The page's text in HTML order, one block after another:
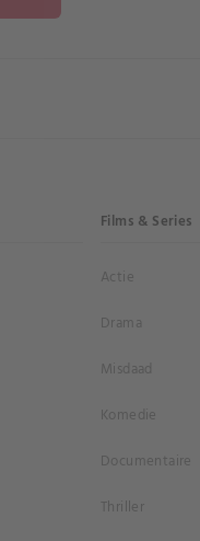
Films & Series
Actie
Drama
Misdaad
Komedie
Documentaire
Thriller